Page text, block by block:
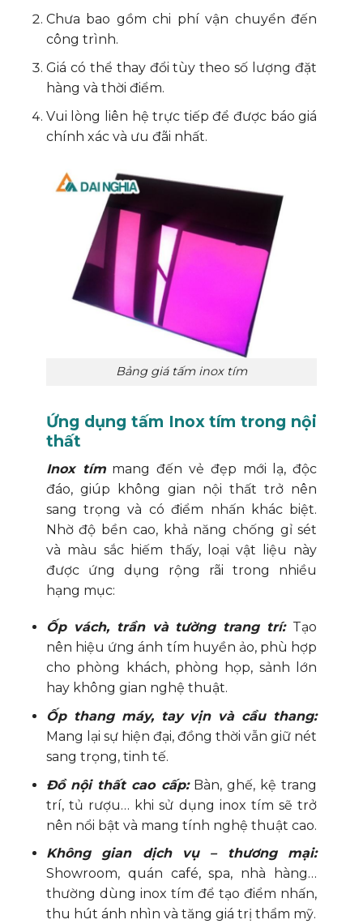
Chưa bao gồm chi phí vận chuyển đến
công trình.
Giá có thể thay đổi tùy theo số lượng đặt
hàng và thời điểm.
Vui lòng liên hệ trực tiếp để được báo giá
chính xác và ưu đãi nhất.
Bảng giá tấm inox tím
Ứng dụng tấm Inox tím trong nội
thất
Inox tímmang đến vẻ đẹp mới lạ, độc
đáo, giúp không gian nội thất trở nên
sang trọng và có điểm nhấn khác biệt.
Nhờ độ bền cao, khả năng chống gỉ sét
và màu sắc hiếm thấy, loại vật liệu này
được ứng dụng rộng rãi trong nhiều
hạng mục:
Ốp vách, trần và tường trang trí: Tạo
nên hiệu ứng ánh tím huyền ảo, phù hợp
cho phòng khách, phòng họp, sảnh lớn
hay không gian nghệ thuật.
Ốp thang máy, tay vịn và cầu thang:
Mang lại sự hiện đại, đồng thời vẫn giữ nét
sang trọng, tinh tế.
Đồ nội thất cao cấp:Bàn, ghế, kệ trang
trí, tủ rượu… khi sử dụng inox tím sẽ trở
nên nổi bật và mang tính nghệ thuật cao.
Không gian dịch vụ – thương mại:
Showroom, quán café, spa, nhà hàng…
thường dùng inox tím để tạo điểm nhấn,
thu hút ánh nhìn và tăng giá trị thẩm mỹ.